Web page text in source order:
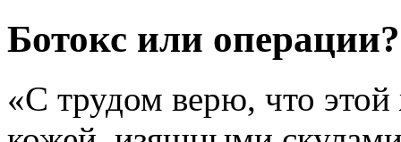
Ботокс или операции?
«С трудом верю, что